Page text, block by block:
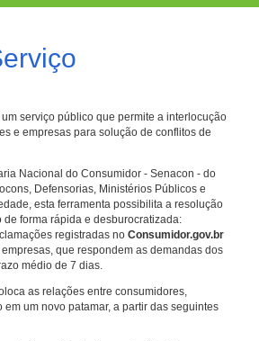
um serviço público que permite a interlocução
e empresas para solução de conflitos de
Nacional do Consumidor - Senacon - do
Defensorias, Ministérios Públicos e
esta ferramenta possibilita a resolução
de forma rápida e desburocratizada:
registradas no Consumidor.gov.br
que respondem as demandas dos
médio de 7 dias.
as relações entre consumidores,
em um novo patamar, a partir das seguintes